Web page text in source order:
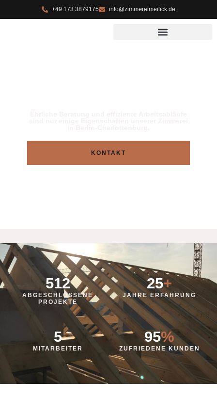
+49 173 3879175 info@zimmereimeilick.de
KONTAKT
512
ABGESCHLOSSENE
PROJEKTE
25+
JAHRE ERFAHRUNG
5
MITARBEITER
95%
ZUFRIEDENE KUNDEN